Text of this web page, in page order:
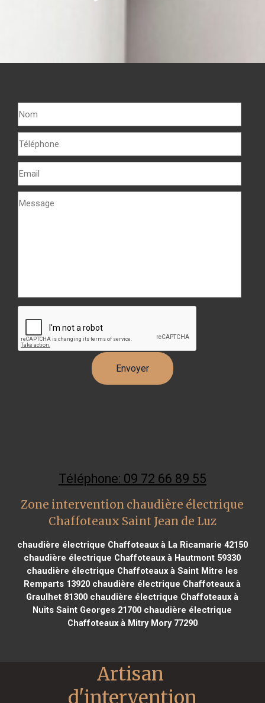
Téléphone: 09 72 66 89 55
Zone intervention chaudière électrique
Chaffoteaux Saint Jean de Luz
chaudière électrique Chaffoteaux à La Ricamarie 42150
chaudière électrique Chaffoteaux à Hautmont 59330
chaudière électrique Chaffoteaux à Saint Mitre les
Remparts 13920 chaudière électrique Chaffoteaux à
Graulhet 81300 chaudière électrique Chaffoteaux à
Nuits Saint Georges 21700 chaudière électrique
Chaffoteaux à Mitry Mory 77290
Artisan
d'intervention